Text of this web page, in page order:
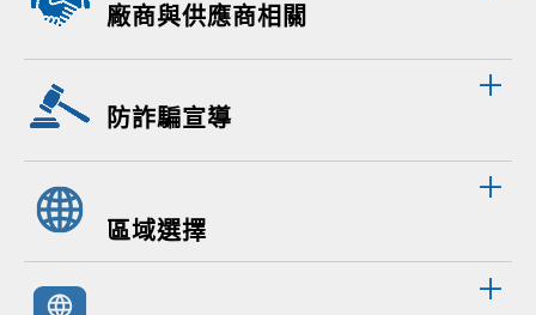
廠商與供應商相關
防詐騙宣導
區域選擇